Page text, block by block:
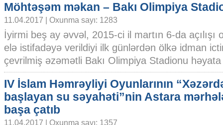
Möhtəşəm məkan – Bakı Olimpiya
11.04.2017 | Oxunma sayı: 1283
İyirmi beş ay əvvəl, 2015-ci il martın 6-da açılışı
elə istifadəyə verildiyi ilk günlərdən ölkə idman
çevrilmiş əzəmətli Bakı Olimpiya Stadionu
IV İslam Həmrəyliyi Oyunlarının
başlayan su səyahəti”nin Astara
başa çatıb
11.04.2017 | Oxunma sayı: 1357